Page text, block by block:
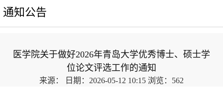
通知公告
医学院关于做好2026年青岛大学优秀博士、硕士学
位论文评选工作的通知
来源： 日期：2026-05-12 10:15 浏览： 562